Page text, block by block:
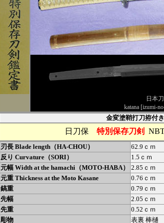
日本
katana [izumi-
金変塗鞘打刀拵付
日刀保 特別保存刀剣
刃長 Blade length（HA-CHOU）
62.9ｃｍ
反り Curvature（SORI）
1.5ｃｍ
元幅 Width at the hamachi（MOTO-HABA）
2.85ｃｍ
元重 Thickness at the Moto Kasane
0.76ｃ
鎬重
0.79ｃ
先幅
2.05ｃｍ
先重
0.52ｃｍ
彫物
表裏 棒樋